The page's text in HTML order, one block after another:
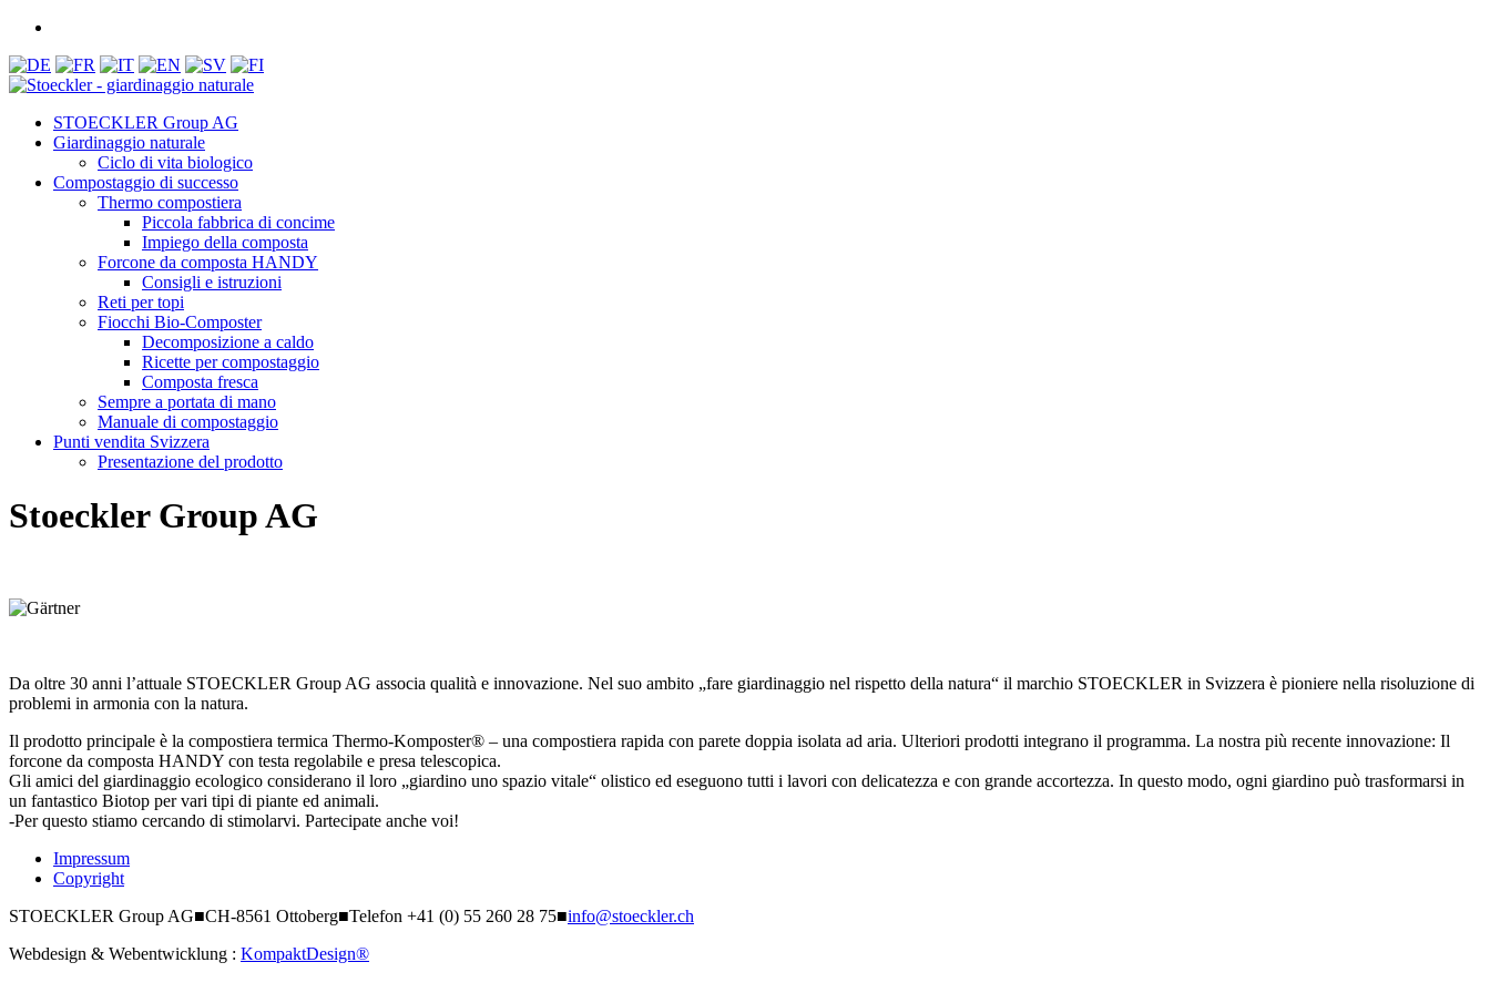
STOECKLER Group AG
Giardinaggio naturale
Ciclo di vita biologico
Compostaggio di successo
Thermo compostiera
Piccola fabbrica di concime
Impiego della composta
Forcone da composta HANDY
Consigli e istruzioni
Reti per topi
Fiocchi Bio-Composter
Decomposizione a caldo
Ricette per compostaggio
Composta fresca
Sempre a portata di mano
Manuale di compostaggio
Punti vendita Svizzera
Presentazione del prodotto
Stoeckler Group AG
Da oltre 30 anni l’attuale STOECKLER Group AG associa qualità e innovazione. Nel suo ambito „fare giardinaggio nel rispetto della natura“ il marchio STOECKLER in Svizzera è pioniere nella risoluzione di
problemi in armonia con la natura.
Il prodotto principale è la compostiera termica Thermo-Komposter® – una compostiera rapida con parete doppia isolata ad aria. Ulteriori prodotti integrano il programma. La nostra più recente innovazione: Il
forcone da composta HANDY con testa regolabile e presa telescopica.
Gli amici del giardinaggio ecologico considerano il loro „giardino uno spazio vitale“ olistico ed eseguono tutti i lavori con delicatezza e con grande accortezza. In questo modo, ogni giardino può trasformarsi in
un fantastico Biotop per vari tipi di piante ed animali.
-Per questo stiamo cercando di stimolarvi. Partecipate anche voi!
Impressum
Copyright
STOECKLER Group AG■CH-8561 Ottoberg■Telefon +41 (0) 55 260 28 75■info@stoeckler.ch
Webdesign & Webentwicklung : KompaktDesign®